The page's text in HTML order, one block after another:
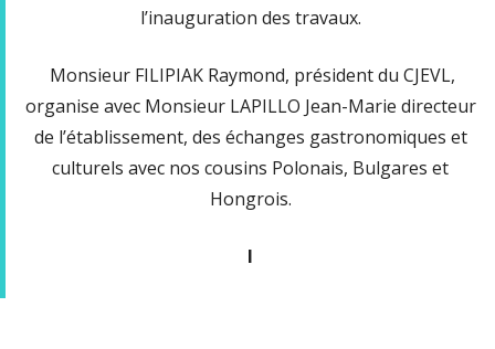
l’inauguration des travaux.
Monsieur FILIPIAK Raymond, président du CJEVL,
organise avec Monsieur LAPILLO Jean-Marie directeur
de l’établissement, des échanges gastronomiques et
culturels avec nos cousins Polonais, Bulgares et
Hongrois.
l